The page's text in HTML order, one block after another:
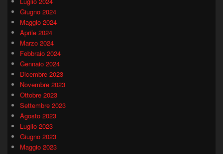
Giugno 2024
Maggio 2024
Aprile 2024
Marzo 2024
Febbraio 2024
Gennaio 2024
Dicembre 2023
Novembre 2023
Ottobre 2023
Settembre 2023
Agosto 2023
Luglio 2023
Giugno 2023
Maggio 2023